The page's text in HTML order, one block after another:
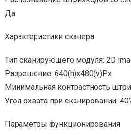
Да
Характеристики сканера
Тип сканирующего модуля: 2D
Разрешение: 640(h)х480(v)Px
Минимальная контрастность
Угол охвата при сканировании:
Параметры функционирования